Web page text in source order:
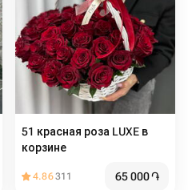
51 красная роза LUXE в
корзине
4.86311 65 000֏